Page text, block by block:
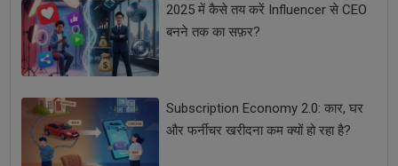
2025 में कैसे तय करें Influencer से CEO
बनने तक का सफ़र?
Subscription Economy 2.0: कार, घर
और फर्नीचर खरीदना कम क्यों हो रहा है?